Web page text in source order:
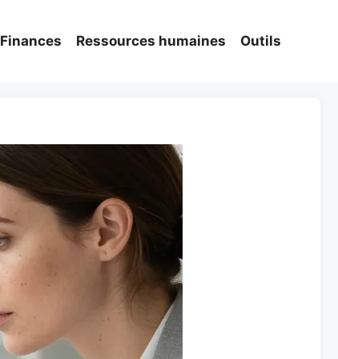
Finances Ressources humaines Outils